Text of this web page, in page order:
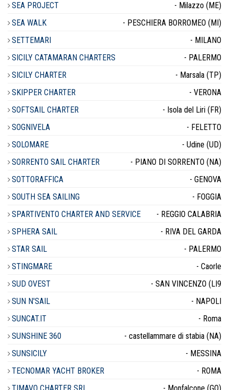
SEA PROJECT
- Milazzo (ME)
SEA WALK
- PESCHIERA BORROMEO (MI)
SETTEMARI
- MILANO
SICILY CATAMARAN CHARTERS
- PALERMO
SICILY CHARTER
- Marsala (TP)
SKIPPER CHARTER
- VERONA
SOFTSAIL CHARTER
- Isola del Liri (FR)
SOGNIVELA
- FELETTO
SOLOMARE
- Udine (UD)
SORRENTO SAIL CHARTER
- PIANO DI SORRENTO (NA)
SOTTORAFFICA
- GENOVA
SOUTH SEA SAILING
- FOGGIA
SPARTIVENTO CHARTER AND SERVICE
- REGGIO CALABRIA
SPHERA SAIL
- RIVA DEL GARDA
STAR SAIL
- PALERMO
STINGMARE
- Caorle
SUD OVEST
- SAN VINCENZO (LI9
SUN N'SAIL
- NAPOLI
SUNCAT.IT
- Roma
SUNSHINE 360
- castellammare di stabia (NA)
SUNSICILY
- MESSINA
TECNOMAR YACHT BROKER
- ROMA